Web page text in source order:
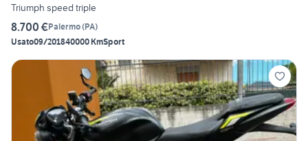
Triumph speed triple
8.700 €Palermo(PA)
Usato09/201840000 KmSport